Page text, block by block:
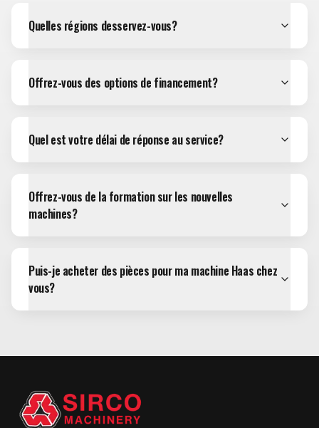
Quelles régions desservez-vous?
Offrez-vous des options de financement?
Quel est votre délai de réponse au service?
Offrez-vous de la formation sur les nouvelles
machines?
Puis-je acheter des pièces pour ma machine Haas chez
vous?